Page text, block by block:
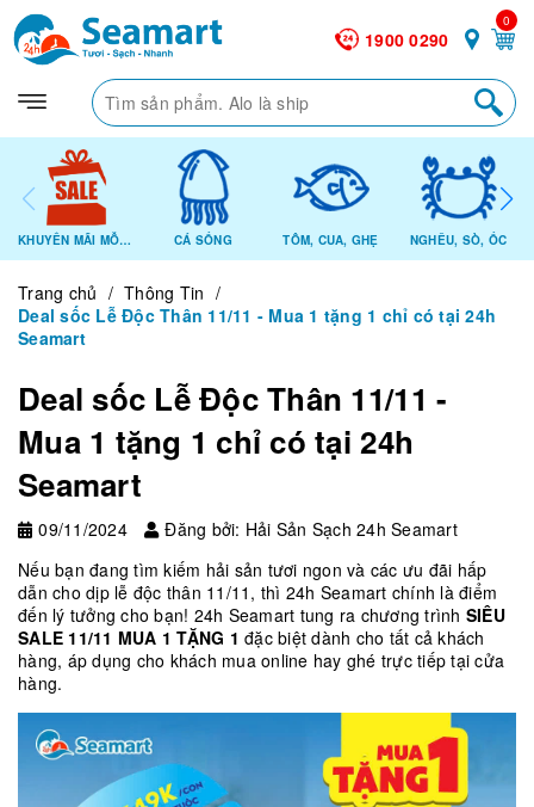
1900 0290
0
KHUYẾN MÃI MỖI NGÀY CÁ SỐNG TÔM, CUA, GHẸ NGHÊU, SÒ, ỐC
Trang chủ / Thông Tin /
Deal sốc Lễ Độc Thân 11/11 - Mua 1 tặng 1 chỉ có tại 24h
Seamart
Deal sốc Lễ Độc Thân 11/11 -
Mua 1 tặng 1 chỉ có tại 24h
Seamart
09/11/2024
Đăng bởi: Hải Sản Sạch 24h Seamart
Nếu bạn đang tìm kiếm hải sản tươi ngon và các ưu đãi hấp
dẫn cho dịp lễ độc thân 11/11, thì 24h Seamart chính là điểm
đến lý tưởng cho bạn! 24h Seamart tung ra chương trình SIÊU
SALE 11/11 MUA 1 TẶNG 1 đặc biệt dành cho tất cả khách
hàng, áp dụng cho khách mua online hay ghé trực tiếp tại cửa
hàng.